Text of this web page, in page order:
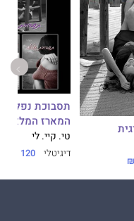
תסבוכת
המארז המלא
טי. קיי. לי
דיגיטלי 120 ₪